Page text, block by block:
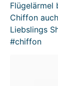
Flügelärmel
Chiffon
Liebslings
#chiffon